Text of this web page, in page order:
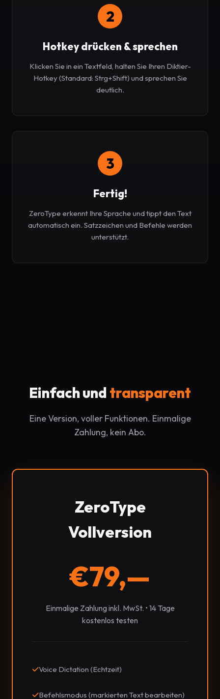
2
Hotkey drücken & sprechen
Klicken Sie in ein Textfeld, halten Sie Ihren Diktier-
Hotkey (Standard: Strg+Shift) und sprechen Sie
deutlich.
3
Fertig!
ZeroType erkennt Ihre Sprache und tippt den Text
automatisch ein. Satzzeichen und Befehle werden
unterstützt.
Einfach und transparent
Eine Version, voller Funktionen. Einmalige
Zahlung, kein Abo.
ZeroType
Vollversion
€79,—
Einmalige Zahlung inkl. MwSt. • 14 Tage
kostenlos testen
Voice Dictation (Echtzeit)
Befehlsmodus (markierten Text bearbeiten)